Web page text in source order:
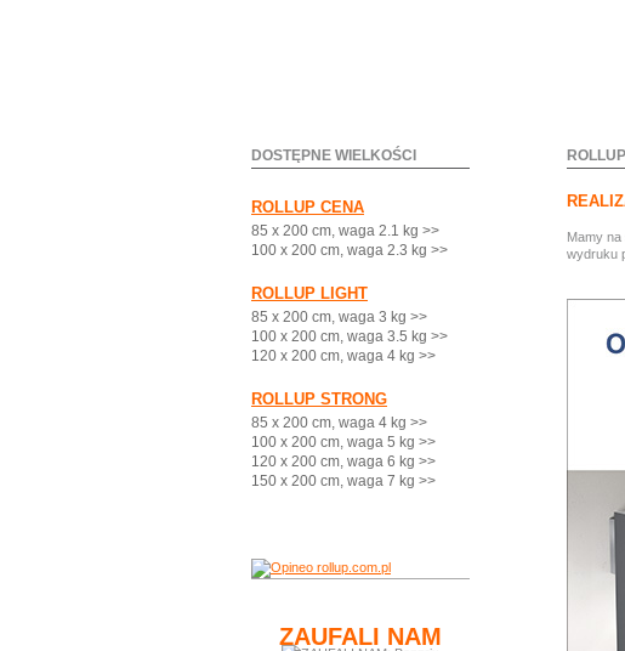
DOSTĘPNE WIELKOŚCI
ROLLUP CENA
85 x 200 cm, waga 2.1 kg >>
100 x 200 cm, waga 2.3 kg >>
ROLLUP LIGHT
85 x 200 cm, waga 3 kg >>
100 x 200 cm, waga 3.5 kg >>
120 x 200 cm, waga 4 kg >>
ROLLUP STRONG
85 x 200 cm, waga 4 kg >>
100 x 200 cm, waga 5 kg >>
120 x 200 cm, waga 6 kg >>
150 x 200 cm, waga 7 kg >>
ZAUFALI NAM
ROLLUP
Mamy
wydruku